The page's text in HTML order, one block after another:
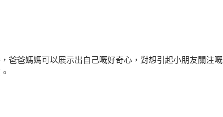
爸爸媽媽可以展示出自己嘅好奇心，對想引起小朋友關注嘅